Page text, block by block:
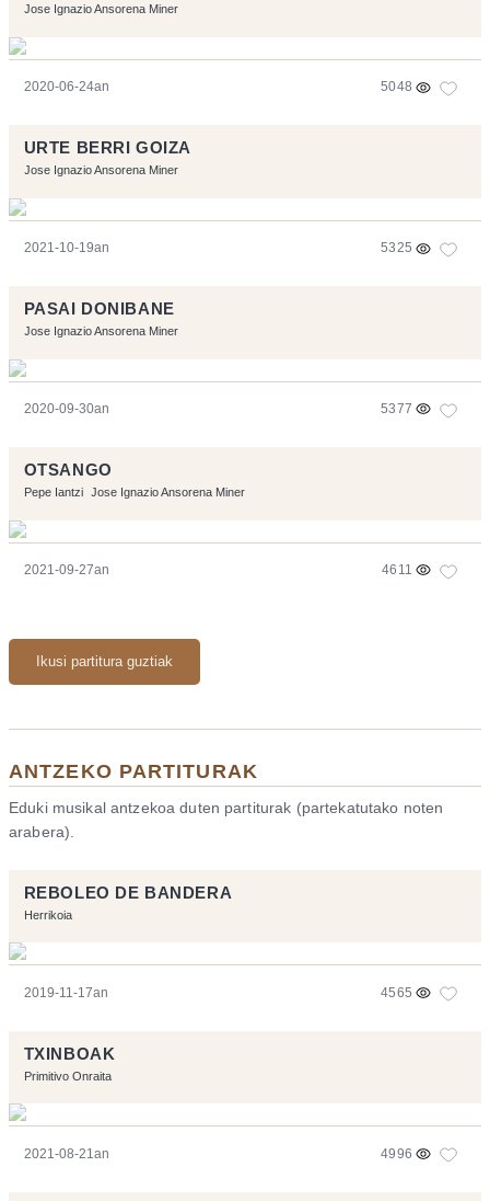
Jose Ignazio Ansorena Miner
2020-06-24an 5048
URTE BERRI GOIZA
Jose Ignazio Ansorena Miner
2021-10-19an 5325
PASAI DONIBANE
Jose Ignazio Ansorena Miner
2020-09-30an 5377
OTSANGO
Pepe Iantzi Jose Ignazio Ansorena Miner
2021-09-27an 4611
Ikusi partitura guztiak
ANTZEKO PARTITURAK
Eduki musikal antzekoa duten partiturak (partekatutako noten
arabera).
REBOLEO DE BANDERA
Herrikoia
2019-11-17an 4565
TXINBOAK
Primitivo Onraita
2021-08-21an 4996